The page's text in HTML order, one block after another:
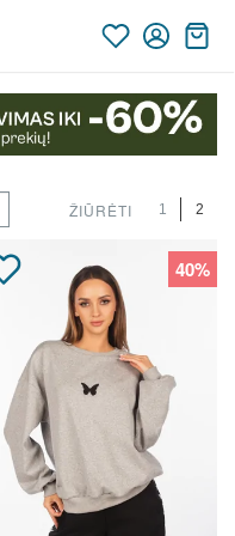
ŽIŪRĖTI 1 2
40%